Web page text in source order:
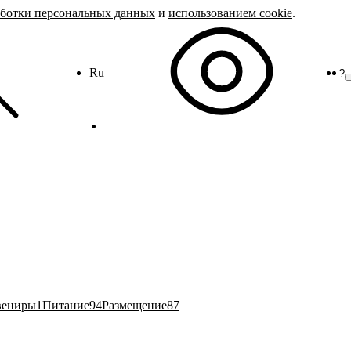
Ru ?
1Питание94Размещение87
персональных данных и использованием cookie.